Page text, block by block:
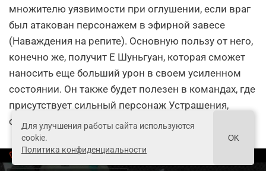
фракции. Именно она снабжает 30% бонусом к
множителю уязвимости при оглушении, если враг
был атакован персонажем в эфирной завесе
(Наваждения на репите). Основную пользу от него,
конечно же, получит Е Шуньгуан, которая сможет
наносить еще больший урон в своем усиленном
состоянии. Он также будет полезен в командах, где
присутствует сильный персонаж Устрашения,
способный регулярно оглушать противников.
Для улучшения работы сайта используются
cookie.
Политика конфиденциальности
OK